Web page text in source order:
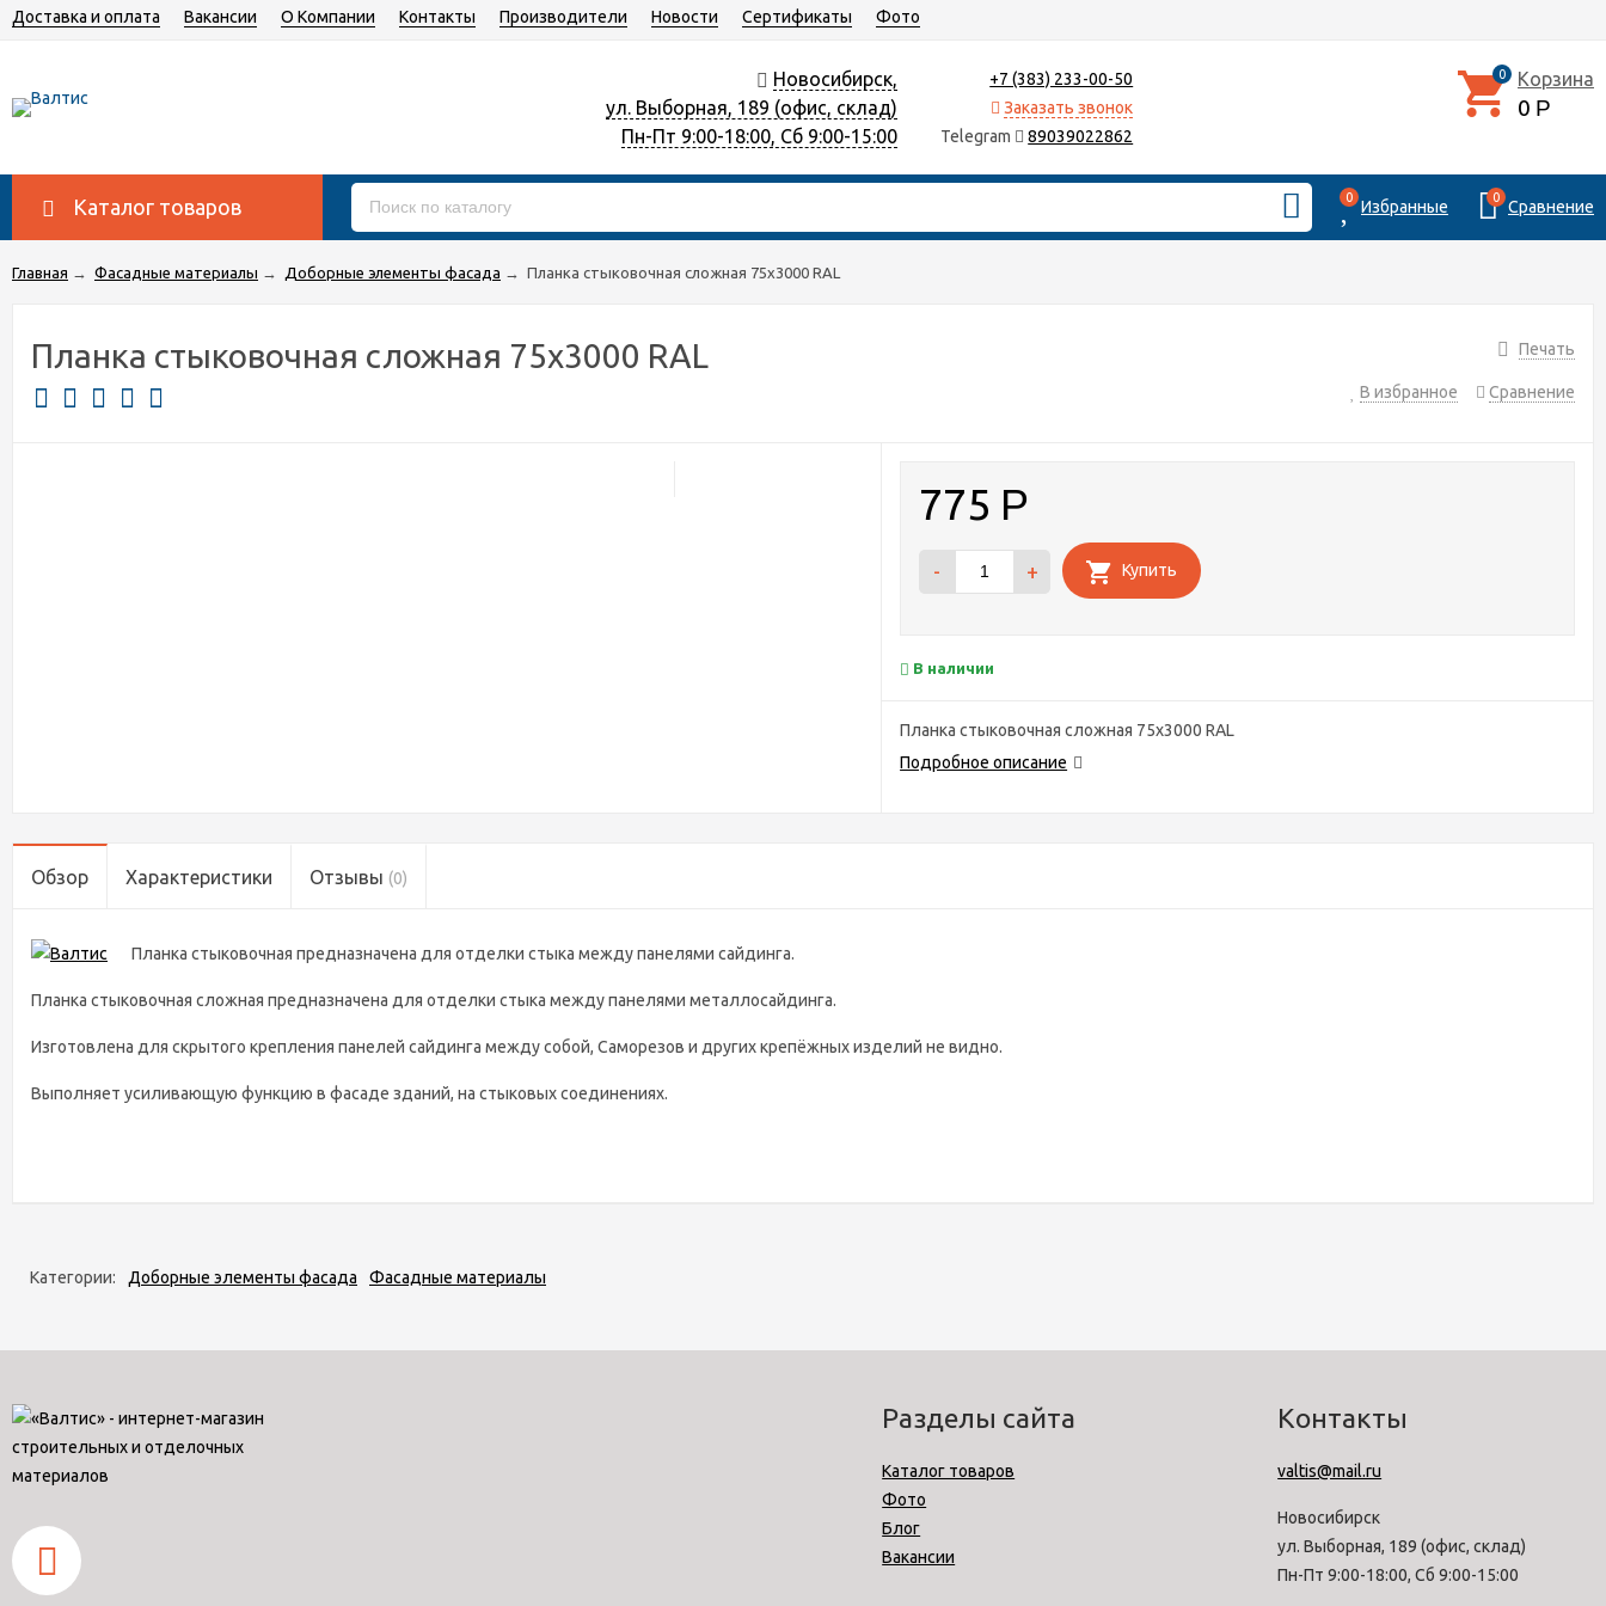
Доставка и оплата Вакансии О Компании Контакты Производители Новости Сертификаты Фото
Новосибирск,
ул. Выборная, 189 (офис, склад)
Пн-Пт 9:00-18:00, Сб 9:00-15:00
+7 (383) 233-00-50
Заказать звонок
Telegram
89039022862
0 Корзина
0 Р
Каталог товаров 0 Избранные 0 Сравнение
Главная → Фасадные материалы → Доборные элементы фасада → Планка стыковочная сложная 75х3000 RAL
Печать
Планка стыковочная сложная 75х3000 RAL
В избранное Сравнение
775 Р
- + Купить
В наличии
Планка стыковочная сложная 75х3000 RAL
Подробное описание
Обзор Характеристики Отзывы (0)
Планка стыковочная предназначена для отделки стыка между панелями сайдинга.
Планка стыковочная сложная предназначена для отделки стыка между панелями металлосайдинга.
Изготовлена для скрытого крепления панелей сайдинга между собой, Саморезов и других крепёжных изделий не видно.
Выполняет усиливающую функцию в фасаде зданий, на стыковых соединениях.
Категории: Доборные элементы фасада Фасадные материалы
Разделы сайта
Каталог товаров
Фото
Блог
Вакансии
Контакты
valtis@mail.ru
Новосибирск
ул. Выборная, 189 (офис, склад)
Пн-Пт 9:00-18:00, Сб 9:00-15:00